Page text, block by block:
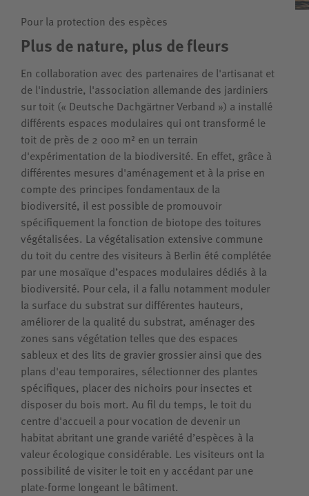
Pour la protection des espèces
Plus de nature, plus de fleurs
En collaboration avec des partenaires de l'artisanat et
de l'industrie, l'association allemande des jardiniers
sur toit (« Deutsche Dachgärtner Verband ») a installé
différents espaces modulaires qui ont transformé le
toit de près de 2 000 m² en un terrain
d'expérimentation de la biodiversité. En effet, grâce à
différentes mesures d'aménagement et à la prise en
compte des principes fondamentaux de la
biodiversité, il est possible de promouvoir
spécifiquement la fonction de biotope des toitures
végétalisées. La végétalisation extensive commune
du toit du centre des visiteurs à Berlin été complétée
par une mosaïque d’espaces modulaires dédiés à la
biodiversité. Pour cela, il a fallu notamment moduler
la surface du substrat sur différentes hauteurs,
améliorer de la qualité du substrat, aménager des
zones sans végétation telles que des espaces
sableux et des lits de gravier grossier ainsi que des
plans d'eau temporaires, sélectionner des plantes
spécifiques, placer des nichoirs pour insectes et
disposer du bois mort. Au fil du temps, le toit du
centre d'accueil a pour vocation de devenir un
habitat abritant une grande variété d’espèces à la
valeur écologique considérable. Les visiteurs ont la
possibilité de visiter le toit en y accédant par une
plate-forme longeant le bâtiment.